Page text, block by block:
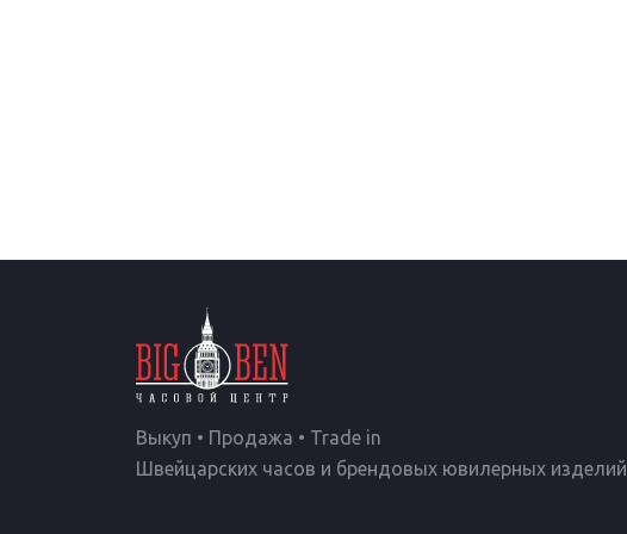
Выкуп • Продажа • Trade in
Швейцарских часов и брендовых ювилерных изделий